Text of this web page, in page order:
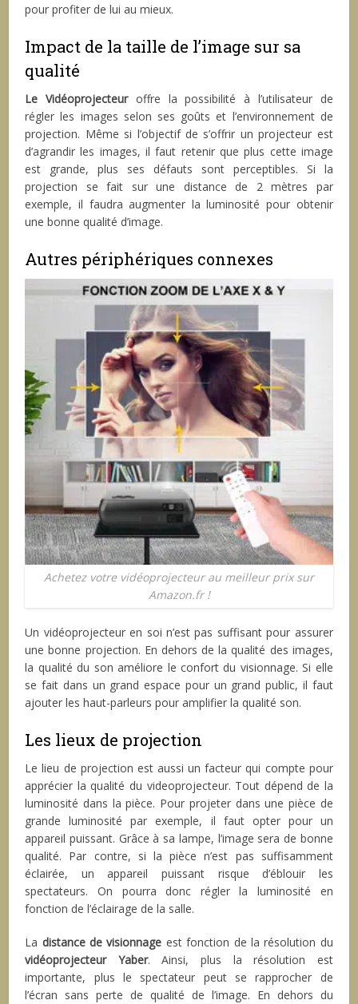
pour profiter de lui au mieux.
Impact de la taille de l’image sur sa
qualité
Le Vidéoprojecteur offre la possibilité à l’utilisateur de
régler les images selon ses goûts et l’environnement de
projection. Même si l’objectif de s’offrir un projecteur est
d’agrandir les images, il faut retenir que plus cette image
est grande, plus ses défauts sont perceptibles. Si la
projection se fait sur une distance de 2 mètres par
exemple, il faudra augmenter la luminosité pour obtenir
une bonne qualité d’image.
Autres périphériques connexes
Achetez votre vidéoprojecteur au meilleur prix sur
Amazon.fr !
Un vidéoprojecteur en soi n’est pas suffisant pour assurer
une bonne projection. En dehors de la qualité des images,
la qualité du son améliore le confort du visionnage. Si elle
se fait dans un grand espace pour un grand public, il faut
ajouter les haut-parleurs pour amplifier la qualité son.
Les lieux de projection
Le lieu de projection est aussi un facteur qui compte pour
apprécier la qualité du videoprojecteur. Tout dépend de la
luminosité dans la pièce. Pour projeter dans une pièce de
grande luminosité par exemple, il faut opter pour un
appareil puissant. Grâce à sa lampe, l’image sera de bonne
qualité. Par contre, si la pièce n’est pas suffisamment
éclairée, un appareil puissant risque d’éblouir les
spectateurs. On pourra donc régler la luminosité en
fonction de l’éclairage de la salle.
La distance de visionnage est fonction de la résolution du
vidéoprojecteur Yaber. Ainsi, plus la résolution est
importante, plus le spectateur peut se rapprocher de
l’écran sans perte de qualité de l’image. En dehors du